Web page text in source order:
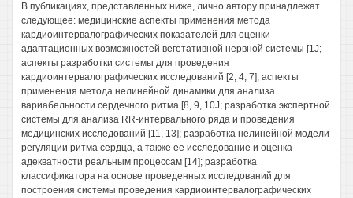
В публикациях, представленных ниже, лично автору принадлежат
следующее: медицинские аспекты применения метода
кардиоинтервалографических показателей для оценки
адаптационных возможностей вегетативной нервной системы [1J;
аспекты разработки системы для проведения
кардиоинтервалографических исследований [2, 4, 7]; аспекты
применения метода нелинейной динамики для анализа
вариабельности сердечного ритма [8, 9, 10J; разработка экспертной
системы для анализа RR-интервального ряда и проведения
медицинских исследований [11, 13]; разработка нелинейной модели
регуляции ритма сердца, а также ее исследование и оценка
адекватности реальным процессам [14]; разработка
классификатора на основе проведенных исследований для
построения системы проведения кардиоинтервалографических